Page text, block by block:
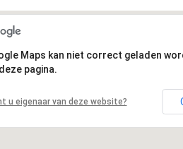
Maps kan niet correct geladen
pagina.
u eigenaar van deze website?